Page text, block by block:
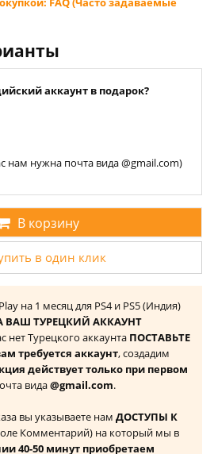
аккаунт в подарок?
нам нужна почта вида @gmail.com)
В корзину
в один клик
на 1 месяц для PS4 и PS5 (Индия)
ВАШ ТУРЕЦКИЙ АККАУНТ
нет Турецкого аккаунта ПОСТАВЬТЕ
требуется аккаунт, создадим
действует только при первом
вида@gmail.com.
вы указываете нам ДОСТУПЫ К
Комментарий) на который мы в
40-50 минут приобретаем